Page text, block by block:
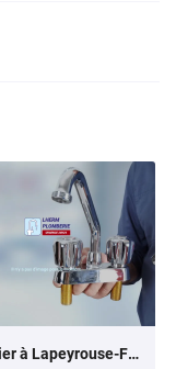
Plombier à Lapeyrouse-Fossat (31)